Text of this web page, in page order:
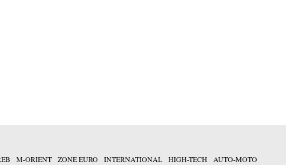
M-ORIENT ZONE EURO INTERNATIONAL HIGH-TECH AUTO-MOTO